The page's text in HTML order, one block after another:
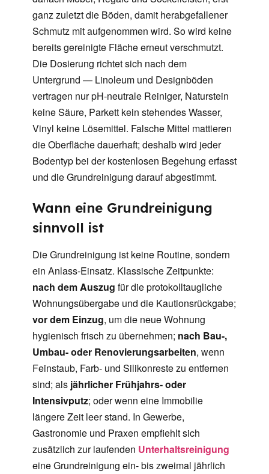
ganz zuletzt die Böden, damit herabgefallener
Schmutz mit aufgenommen wird. So wird keine
bereits gereinigte Fläche erneut verschmutzt.
Die Dosierung richtet sich nach dem
Untergrund — Linoleum und Designböden
vertragen nur pH-neutrale Reiniger, Naturstein
keine Säure, Parkett kein stehendes Wasser,
Vinyl keine Lösemittel. Falsche Mittel mattieren
die Oberfläche dauerhaft; deshalb wird jeder
Bodentyp bei der kostenlosen Begehung erfasst
und die Grundreinigung darauf abgestimmt.
Wann eine Grundreinigung
sinnvoll ist
Die Grundreinigung ist keine Routine, sondern
ein Anlass-Einsatz. Klassische Zeitpunkte:
nach dem Auszug für die protokolltaugliche
Wohnungsübergabe und die Kautionsrückgabe;
vor dem Einzug, um die neue Wohnung
hygienisch frisch zu übernehmen; nach Bau-,
Umbau- oder Renovierungsarbeiten, wenn
Feinstaub, Farb- und Silikonreste zu entfernen
sind; als jährlicher Frühjahrs- oder
Intensivputz; oder wenn eine Immobilie
längere Zeit leer stand. In Gewerbe,
Gastronomie und Praxen empfiehlt sich
zusätzlich zur laufenden Unterhaltsreinigung
eine Grundreinigung ein- bis zweimal jährlich